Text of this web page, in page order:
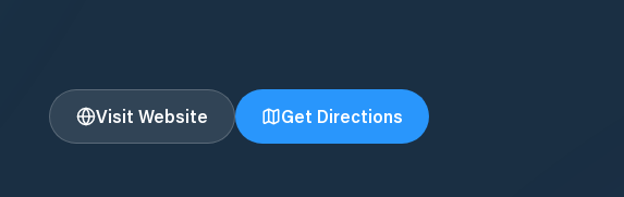
Visit Website Get Directions